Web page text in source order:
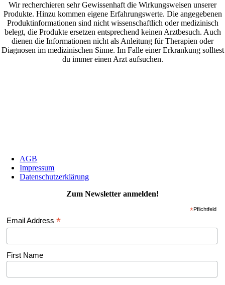
Wir recherchieren sehr Gewissenhaft die Wirkungsweisen unserer
Produkte. Hinzu kommen eigene Erfahrungswerte. Die angegebenen
Produktinformationen sind nicht wissenschaftlich oder medizinisch
belegt, die Produkte ersetzen entsprechend keinen Arztbesuch. Auch
dienen die Informationen nicht als Anleitung für Therapien oder
Diagnosen im medizinischen Sinne. Im Falle einer Erkrankung solltest
du immer einen Arzt aufsuchen.
AGB
Impressum
Datenschutzerklärung
Zum Newsletter anmelden!
*Pflichtfeld
Email Address *
First Name